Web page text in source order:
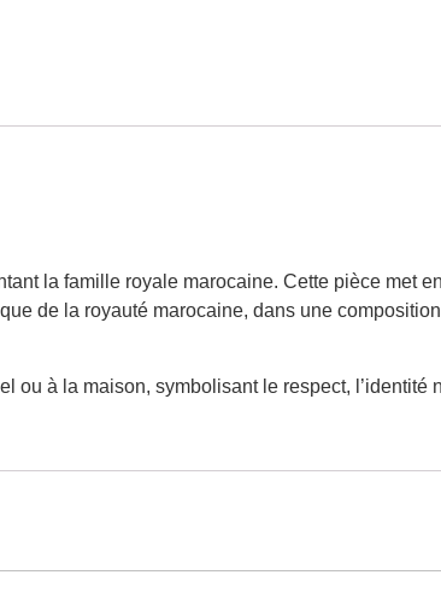
la famille royale marocaine. Cette pièce met
de la royauté marocaine, dans une
ou à la maison, symbolisant le respect, l’identité